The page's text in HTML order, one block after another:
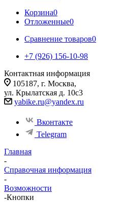
Корзина0
Отложенные0
Сравнение товаров0
+7 (926) 156-10-98
Контактная информация
105187, г. Москва,
ул. Крылатская д. 10с3
yabike.ru@yandex.ru
Вконтакте
Telegram
Главная
-
Справочная информация
-
Возможности
-Кнопки